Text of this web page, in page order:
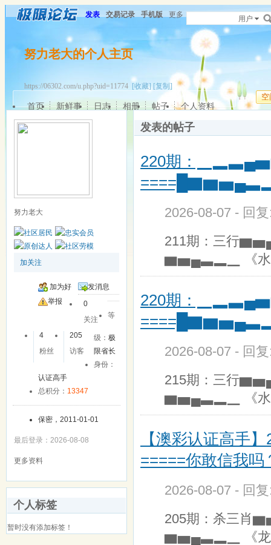
发表 交易记录 手机版 更多 用户
努力老大的个人主页
https://06302.com/u.php?uid=11774 [收藏] [复制]
空
首页 新鲜事 日志 相册 帖子 个人资料
努力老大
加关注
加为好
友
发消息
举报
0
关注
4
粉丝
205
访客
等
级：极
限省长
身份：
认证高手
总积分： 13347
保密，2011-01-01
最后登录：2026-08-08
更多资料
个人标签
暂时没有添加标签！
发表的帖子
220期：
2026-08-07 - 回
211期：三行
▆▅▄▃▂▁ 《水木
220期：
2026-08-07 - 回
215期：三行
▆▅▄▃▂▁ 《水木
【澳彩认证高
=====你敢信
2026-08-07 - 回
205期：杀三肖
▆▅▄▃▂▁ 《龙兔